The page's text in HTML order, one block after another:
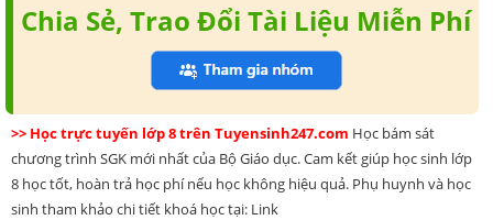
Chia Sẻ, Trao Đổi Tài Liệu Miễn Phí
>> Học trực tuyến lớp 8 trên Tuyensinh247.com Học bám sát
chương trình SGK mới nhất của Bộ Giáo dục. Cam kết giúp học sinh lớp
8 học tốt, hoàn trả học phí nếu học không hiệu quả. Phụ huynh và học
sinh tham khảo chi tiết khoá học tại: Link